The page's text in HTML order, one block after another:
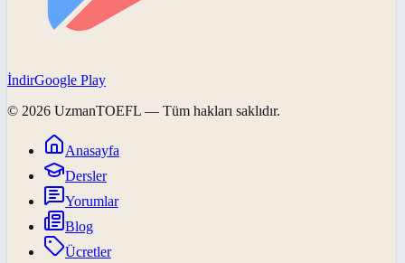
İndirGoogle Play
© 2026 UzmanTOEFL — Tüm hakları saklıdır.
Anasayfa
Dersler
Yorumlar
Blog
Ücretler